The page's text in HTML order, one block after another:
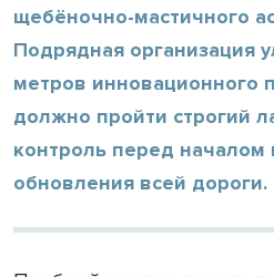
щебёночно-мастичного
Подрядная организация
метров инновационного
должно пройти строгий
контроль перед началом
обновления всей дороги.